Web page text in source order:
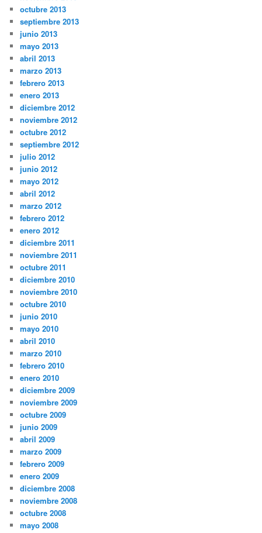
octubre 2013
septiembre 2013
junio 2013
mayo 2013
abril 2013
marzo 2013
febrero 2013
enero 2013
diciembre 2012
noviembre 2012
octubre 2012
septiembre 2012
julio 2012
junio 2012
mayo 2012
abril 2012
marzo 2012
febrero 2012
enero 2012
diciembre 2011
noviembre 2011
octubre 2011
diciembre 2010
noviembre 2010
octubre 2010
junio 2010
mayo 2010
abril 2010
marzo 2010
febrero 2010
enero 2010
diciembre 2009
noviembre 2009
octubre 2009
junio 2009
abril 2009
marzo 2009
febrero 2009
enero 2009
diciembre 2008
noviembre 2008
octubre 2008
mayo 2008